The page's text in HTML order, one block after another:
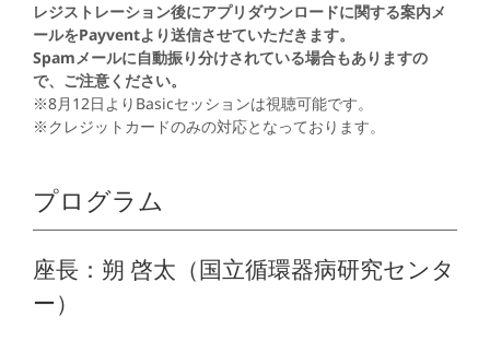
レジストレーション後にアプリダウンロードに関する案内メ
ールをPayventより送信させていただきます。
Spamメールに自動振り分けされている場合もありますの
で、ご注意ください。
※8月12日よりBasicセッションは視聴可能です。
※クレジットカードのみの対応となっております。
プログラム
座長：朔 啓太（国立循環器病研究センタ
ー）